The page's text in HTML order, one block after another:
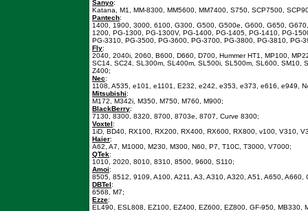
Sanyo:
Katana, M1, MM-8300, MM5600, MM7400, S750, SCP7500,
Pantech:
1400, 1900, 3000, 6100, G300, G500, G500e, G600, G650,
1200, PG-1300, PG-1300V, PG-1400, PG-1405, PG-1410, PG-
PG-3310, PG-3500, PG-3600, PG-3700, PG-3800, PG-3810,
Fly:
2040, 2040i, 2060, B600, D660, D700, Hummer HT1, MP100,
SC14, SC24, SL300m, SL400m, SL500i, SL500m, SL600,
Z400;
Nec:
1108, A535, e101, e1101, E232, e242, e353, e373, e616, e949,
Mitsubishi:
M172, M342i, M350, M750, M760, M900;
BlackBerry:
7130, 8300, 8320, 8700, 8703e, 8707, Curve 8300;
Voxtel:
1iD, BD40, RX100, RX200, RX400, RX600, RX800, v100, V310,
Haier:
A62, A7, M1000, M230, M300, N60, P7, T10C, T3000, V7000;
QTek:
1010, 2020, 8010, 8310, 8500, 9600, S110;
Amoi:
8505, 8512, 9109, A100, A211, A3, A310, A320, A51, A650,
DBTel:
6568, M7;
Ezze:
EL490, ESL808, EZ100, EZ400, EZ600, EZ800, GF-950, MB330,